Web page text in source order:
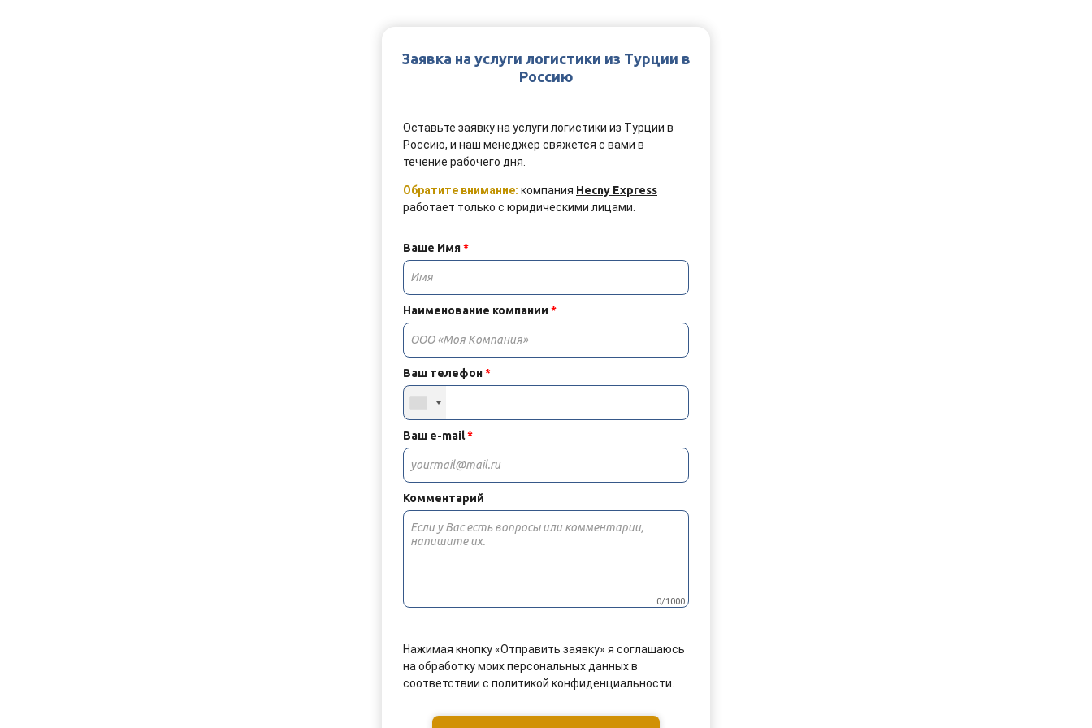
Заявка на услуги логистики из Турции в
Россию
Оставьте заявку на услуги логистики из Турции в
Россию, и наш менеджер свяжется с вами в
течение рабочего дня.
Обратите внимание: компания Hecny Express
работает только с юридическими лицами.
Ваше Имя*
Наименование компании *
Ваш телефон*
Ваш e-mail*
Комментарий
0/1000
Нажимая кнопку «Отправить заявку» я соглашаюсь
на обработку моих персональных данных в
соответствии с политикой конфиденциальности.